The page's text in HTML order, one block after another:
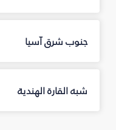
جنوب شرق آسيا
شبه القارة الهندية